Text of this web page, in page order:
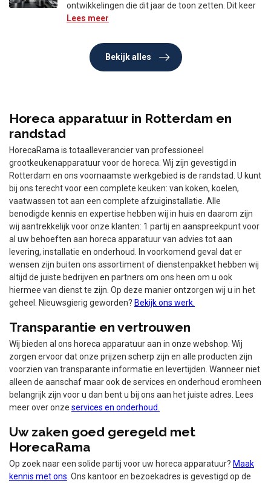
ontwikkelingen die dit jaar de toon zetten. Dit keer
Lees meer
Bekijk alles
Horeca apparatuur in Rotterdam en
randstad
HorecaRama is totaalleverancier van professioneel
grootkeukenapparatuur voor de horeca. Wij zijn gevestigd in
Rotterdam en ons voornaamste werkgebied is de randstad. U kunt
bij ons terecht voor een complete keuken: van koken, koelen,
vaatwassen tot aan een complete afzuiginstallatie. Alle
benodigde kennis en expertise hebben wij in huis en daarom zijn
wij aantrekkelijk voor onze klanten: 1 partij en aanspreekpunt voor
al uw behoeften aan horeca apparatuur van advies tot aan
levering, installatie en onderhoud. In voorkomend geval dat er
wensen zijn buiten ons assortiment of dienstenpakket hebben wij
altijd de juiste bedrijven en partners om ons heen om u ook
hiermee van dienst te zijn. Op deze manier ontzorgen wij u in het
geheel. Nieuwsgierig geworden? Bekijk ons werk.
Transparantie en vertrouwen
Wij bieden al ons horeca apparatuur aan in onze webshop. Wij
zorgen ervoor dat onze prijzen scherp zijn en alle producten zijn
voorzien van transparante informatie en levertijden. Wanneer niet
alleen de aanschaf maar ook de services en onderhoud eromheen
belangrijk zijn voor u dan bent u bij ons aan het juiste adres. Lees
meer over onze services en onderhoud.
Uw zaken goed geregeld met
HorecaRama
Op zoek naar een solide partij voor uw horeca apparatuur? Maak
kennis met ons . Ons kantoor en bezoekadres is gevestigd op de